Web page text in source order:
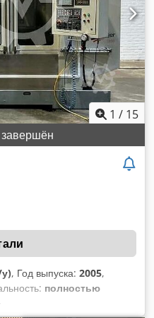
инструмента - Очистка
шпинделя Станок
по согласованию.
1 / 15
, Год выпуска: 2005,
полностью